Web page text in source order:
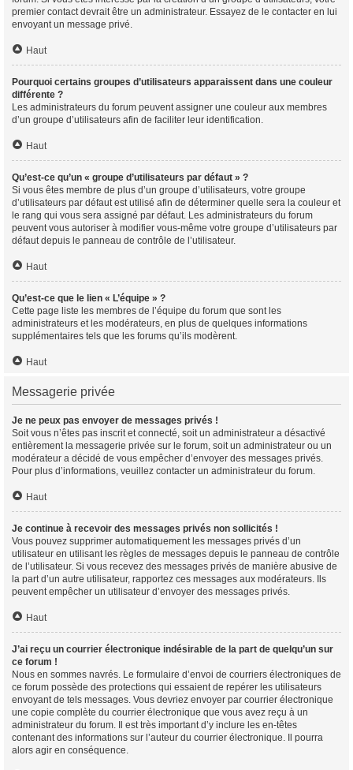
premier contact devrait être un administrateur. Essayez de le contacter en lui
envoyant un message privé.
Haut
Pourquoi certains groupes d’utilisateurs apparaissent dans une couleur
différente ?
Les administrateurs du forum peuvent assigner une couleur aux membres
d’un groupe d’utilisateurs afin de faciliter leur identification.
Haut
Qu’est-ce qu’un « groupe d’utilisateurs par défaut » ?
Si vous êtes membre de plus d’un groupe d’utilisateurs, votre groupe
d’utilisateurs par défaut est utilisé afin de déterminer quelle sera la couleur et
le rang qui vous sera assigné par défaut. Les administrateurs du forum
peuvent vous autoriser à modifier vous-même votre groupe d’utilisateurs par
défaut depuis le panneau de contrôle de l’utilisateur.
Haut
Qu’est-ce que le lien « L’équipe » ?
Cette page liste les membres de l’équipe du forum que sont les
administrateurs et les modérateurs, en plus de quelques informations
supplémentaires tels que les forums qu’ils modèrent.
Haut
Messagerie privée
Je ne peux pas envoyer de messages privés !
Soit vous n’êtes pas inscrit et connecté, soit un administrateur a désactivé
entièrement la messagerie privée sur le forum, soit un administrateur ou un
modérateur a décidé de vous empêcher d’envoyer des messages privés.
Pour plus d’informations, veuillez contacter un administrateur du forum.
Haut
Je continue à recevoir des messages privés non sollicités !
Vous pouvez supprimer automatiquement les messages privés d’un
utilisateur en utilisant les règles de messages depuis le panneau de contrôle
de l’utilisateur. Si vous recevez des messages privés de manière abusive de
la part d’un autre utilisateur, rapportez ces messages aux modérateurs. Ils
peuvent empêcher un utilisateur d’envoyer des messages privés.
Haut
J’ai reçu un courrier électronique indésirable de la part de quelqu’un sur
ce forum !
Nous en sommes navrés. Le formulaire d’envoi de courriers électroniques de
ce forum possède des protections qui essaient de repérer les utilisateurs
envoyant de tels messages. Vous devriez envoyer par courrier électronique
une copie complète du courrier électronique que vous avez reçu à un
administrateur du forum. Il est très important d’y inclure les en-têtes
contenant des informations sur l’auteur du courrier électronique. Il pourra
alors agir en conséquence.